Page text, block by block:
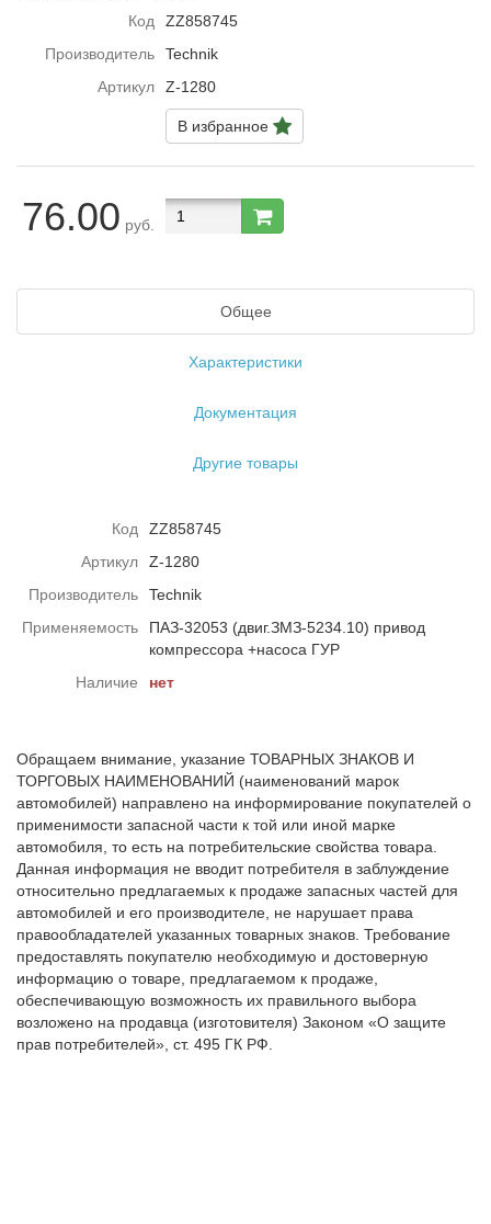
Код
ZZ858745
Производитель
Technik
Артикул
Z-1280
В избранное
76.00 руб.
Общее
Характеристики
Документация
Другие товары
Код
ZZ858745
Артикул
Z-1280
Производитель
Technik
Применяемость
ПАЗ-32053 (двиг.ЗМЗ-5234.10) привод
компрессора +насоса ГУР
Наличие
нет
Обращаем внимание, указание ТОВАРНЫХ ЗНАКОВ И
ТОРГОВЫХ НАИМЕНОВАНИЙ (наименований марок
автомобилей) направлено на информирование покупателей о
применимости запасной части к той или иной марке
автомобиля, то есть на потребительские свойства товара.
Данная информация не вводит потребителя в заблуждение
относительно предлагаемых к продаже запасных частей для
автомобилей и его производителе, не нарушает права
правообладателей указанных товарных знаков. Требование
предоставлять покупателю необходимую и достоверную
информацию о товаре, предлагаемом к продаже,
обеспечивающую возможность их правильного выбора
возложено на продавца (изготовителя) Законом «О защите
прав потребителей», ст. 495 ГК РФ.